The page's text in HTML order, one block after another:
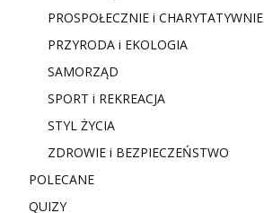
PROSPOŁECZNIE i CHARYTATYWNIE
PRZYRODA i EKOLOGIA
SAMORZĄD
SPORT i REKREACJA
STYL ŻYCIA
ZDROWIE i BEZPIECZEŃSTWO
POLECANE
QUIZY